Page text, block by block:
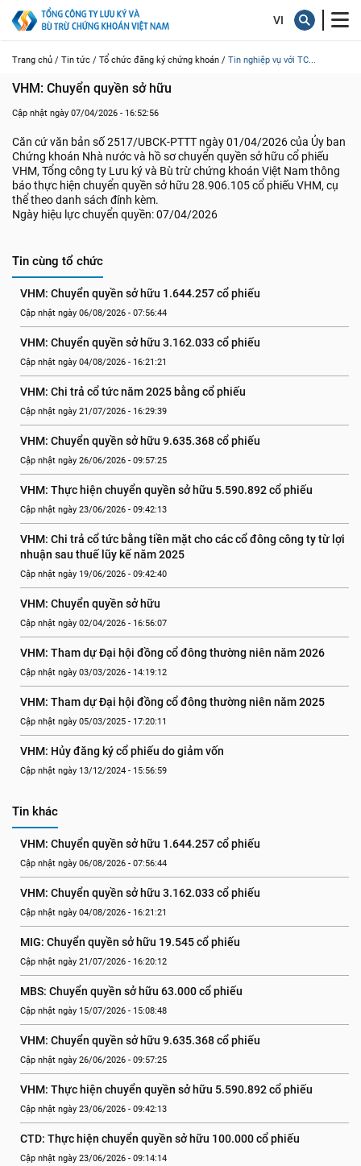
Trang chủ / Tin tức / Tổ chức đăng ký chứng khoán / Tin nghiệp vụ với TC...
VHM: Chuyển quyền sở hữu
Cập nhật ngày 07/04/2026 - 16:52:56
Căn cứ văn bản số 2517/UBCK-PTTT ngày 01/04/2026 của Ủy ban
Chứng khoán Nhà nước và hồ sơ chuyển quyền sở hữu cổ phiếu
VHM, Tổng công ty Lưu ký và Bù trừ chứng khoán Việt Nam thông
báo thực hiện chuyển quyền sở hữu 28.906.105 cổ phiếu VHM, cụ
thể theo danh sách đính kèm.
Ngày hiệu lực chuyển quyền: 07/04/2026
Tin cùng tổ chức
VHM: Chuyển quyền sở hữu 1.644.257 cổ phiếu
Cập nhật ngày 06/08/2026 - 07:56:44
VHM: Chuyển quyền sở hữu 3.162.033 cổ phiếu
Cập nhật ngày 04/08/2026 - 16:21:21
VHM: Chi trả cổ tức năm 2025 bằng cổ phiếu
Cập nhật ngày 21/07/2026 - 16:29:39
VHM: Chuyển quyền sở hữu 9.635.368 cổ phiếu
Cập nhật ngày 26/06/2026 - 09:57:25
VHM: Thực hiện chuyển quyền sở hữu 5.590.892 cổ phiếu
Cập nhật ngày 23/06/2026 - 09:42:13
VHM: Chi trả cổ tức bằng tiền mặt cho các cổ đông công ty từ lợi
nhuận sau thuế lũy kế năm 2025
Cập nhật ngày 19/06/2026 - 09:42:40
VHM: Chuyển quyền sở hữu
Cập nhật ngày 02/04/2026 - 16:56:07
VHM: Tham dự Đại hội đồng cổ đông thường niên năm 2026
Cập nhật ngày 03/03/2026 - 14:19:12
VHM: Tham dự Đại hội đồng cổ đông thường niên năm 2025
Cập nhật ngày 05/03/2025 - 17:20:11
VHM: Hủy đăng ký cổ phiếu do giảm vốn
Cập nhật ngày 13/12/2024 - 15:56:59
Tin khác
VHM: Chuyển quyền sở hữu 1.644.257 cổ phiếu
Cập nhật ngày 06/08/2026 - 07:56:44
VHM: Chuyển quyền sở hữu 3.162.033 cổ phiếu
Cập nhật ngày 04/08/2026 - 16:21:21
MIG: Chuyển quyền sở hữu 19.545 cổ phiếu
Cập nhật ngày 21/07/2026 - 16:20:12
MBS: Chuyển quyền sở hữu 63.000 cổ phiếu
Cập nhật ngày 15/07/2026 - 15:08:48
VHM: Chuyển quyền sở hữu 9.635.368 cổ phiếu
Cập nhật ngày 26/06/2026 - 09:57:25
VHM: Thực hiện chuyển quyền sở hữu 5.590.892 cổ phiếu
Cập nhật ngày 23/06/2026 - 09:42:13
CTD: Thực hiện chuyển quyền sở hữu 100.000 cổ phiếu
Cập nhật ngày 23/06/2026 - 09:14:14